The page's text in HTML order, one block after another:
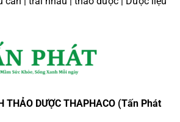
THẢO DƯỢC THAPHACO (Tấn Phát